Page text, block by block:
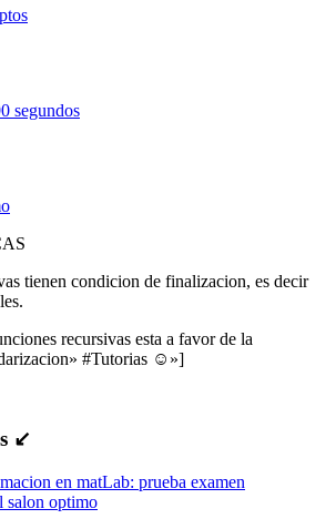
segundos
tienen condicion de finalizacion, es decir
recursivas esta a favor de la
#Tutorias ☺»]
↙